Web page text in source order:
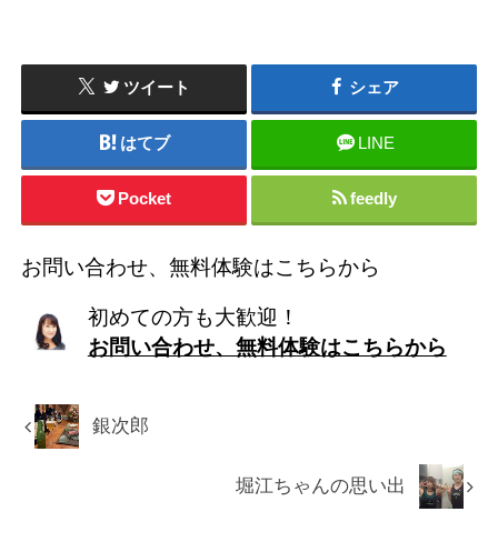
ツイート シェア
はてブ LINE
Pocket feedly
お問い合わせ、無料体験はこちらから
初めての方も大歓迎！
お問い合わせ、無料体験はこちらから
銀次郎
堀江ちゃんの思い出